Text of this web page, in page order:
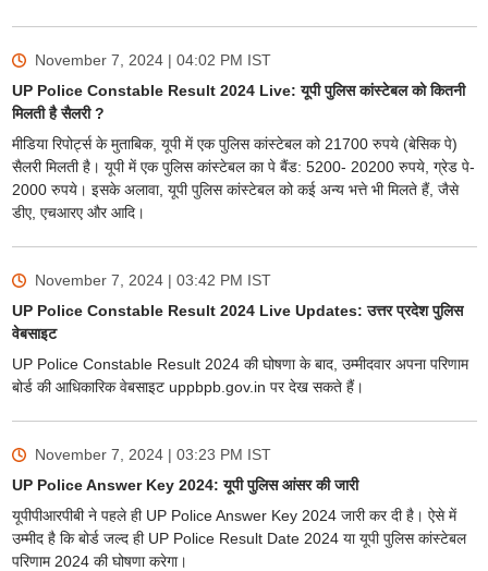
November 7, 2024 | 04:02 PM IST
UP Police Constable Result 2024 Live: यूपी पुलिस कांस्टेबल को कितनी
मिलती है सैलरी ?
मीडिया रिपोर्ट्स के मुताबिक, यूपी में एक पुलिस कांस्टेबल को 21700 रुपये (बेसिक पे)
सैलरी मिलती है। यूपी में एक पुलिस कांस्टेबल का पे बैंड: 5200- 20200 रुपये, ग्रेड पे-
2000 रुपये। इसके अलावा, यूपी पुलिस कांस्टेबल को कई अन्य भत्ते भी मिलते हैं, जैसे
डीए, एचआरए और आदि।
November 7, 2024 | 03:42 PM IST
UP Police Constable Result 2024 Live Updates: उत्तर प्रदेश पुलिस
वेबसाइट
UP Police Constable Result 2024 की घोषणा के बाद, उम्मीदवार अपना परिणाम
बोर्ड की आधिकारिक वेबसाइट uppbpb.gov.in पर देख सकते हैं।
November 7, 2024 | 03:23 PM IST
UP Police Answer Key 2024: यूपी पुलिस आंसर की जारी
यूपीपीआरपीबी ने पहले ही UP Police Answer Key 2024 जारी कर दी है। ऐसे में
उम्मीद है कि बोर्ड जल्द ही UP Police Result Date 2024 या यूपी पुलिस कांस्टेबल
परिणाम 2024 की घोषणा करेगा।